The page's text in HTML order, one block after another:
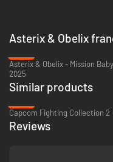
Tæv tusindvis af romere
Obelix-albummer. Spillet har
specielt til spillet.
Sideløbende med
galliske venner morer sig
Nyd de håndtegnede
tegneseriealbums og
Asterix & Obelix
2025
Similar products
Capcom Fighting Collection 2
Reviews